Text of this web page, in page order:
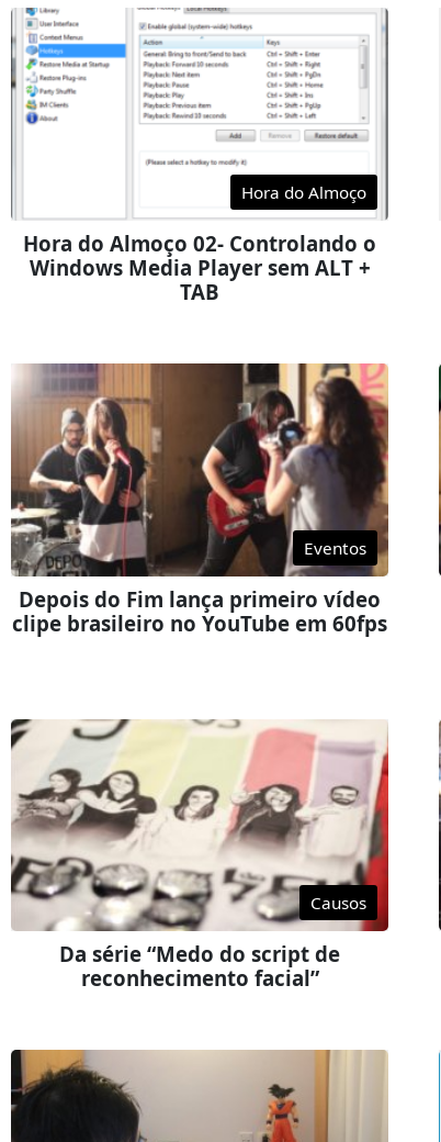
Hora do Almoço
Hora do Almoço 02- Controlando o
Windows Media Player sem ALT +
TAB
Eventos
Depois do Fim lança primeiro vídeo
clipe brasileiro no YouTube em 60fps
Causos
Da série “Medo do script de
reconhecimento facial”